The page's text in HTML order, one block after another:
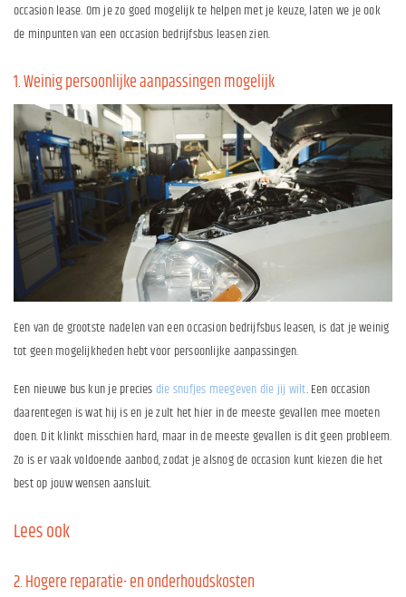
occasion lease. Om je zo goed mogelijk te helpen met je keuze, laten we je ook
de minpunten van een occasion bedrijfsbus leasen zien.
1. Weinig persoonlijke aanpassingen mogelijk
Een van de grootste nadelen van een occasion bedrijfsbus leasen, is dat je weinig
tot geen mogelijkheden hebt voor persoonlijke aanpassingen.
Een nieuwe bus kun je precies die snufjes meegeven die jij wilt. Een occasion
daarentegen is wat hij is en je zult het hier in de meeste gevallen mee moeten
doen. Dit klinkt misschien hard, maar in de meeste gevallen is dit geen probleem.
Zo is er vaak voldoende aanbod, zodat je alsnog de occasion kunt kiezen die het
best op jouw wensen aansluit.
Lees ook
2. Hogere reparatie- en onderhoudskosten